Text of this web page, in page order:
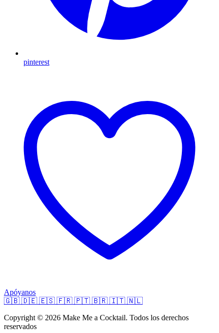
pinterest
Apóyanos
🇬🇧 🇩🇪 🇪🇸 🇫🇷 🇵🇹 🇧🇷 🇮🇹 🇳🇱
Copyright © 2026 Make Me a Cocktail. Todos los derechos
reservados